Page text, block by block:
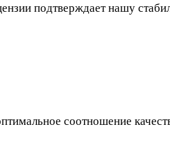
подтверждает нашу
соотношение